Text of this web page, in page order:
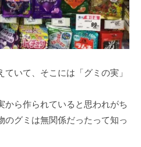
いて、そこには「グミの実」
から作られていると思われがち
のグミは無関係だったって知っ